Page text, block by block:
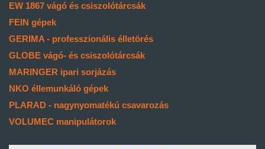
EW 1867 vágó és csiszolótárcsák
FEIN gépek
GERIMA - professzionális élletörés
GLOBE vágó- és csiszolótárcsák
MARINGER ipari sorjázás
NKO éllemunkáló gépek
PLARAD - nagynyomatékú csavarozás
VOLUMEC manipulátorok